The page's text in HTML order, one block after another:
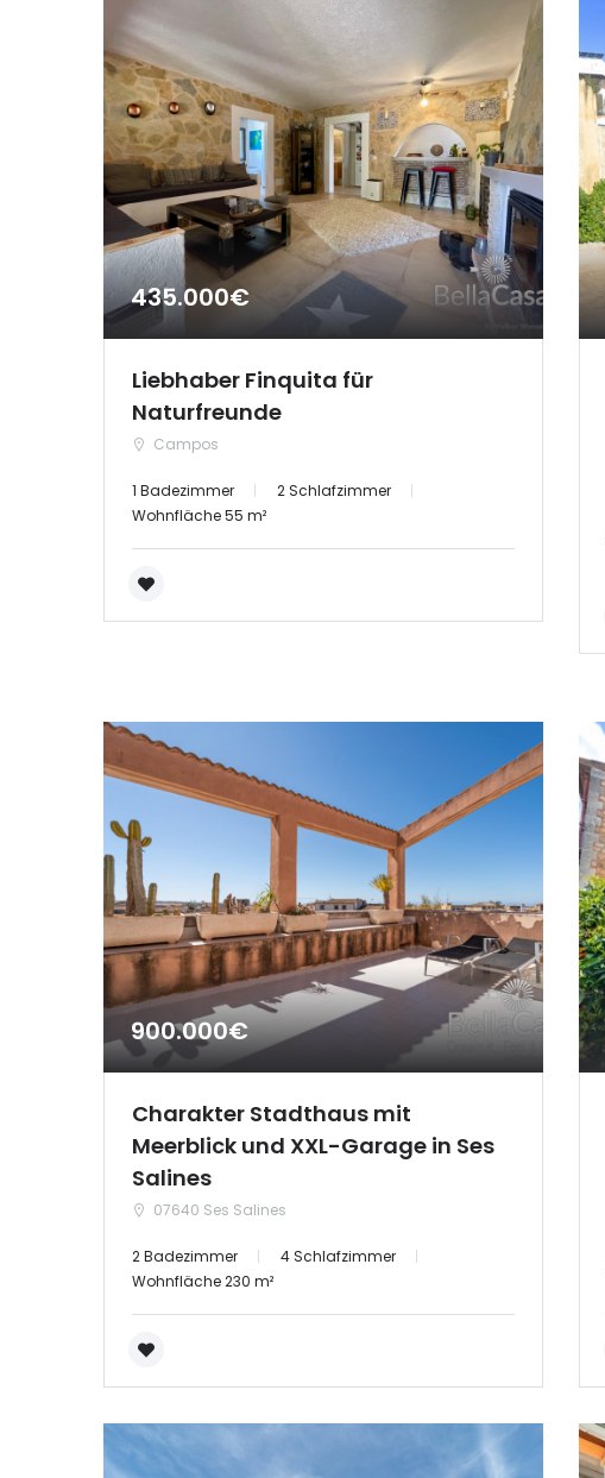
435.000€
Liebhaber Finquita für
Naturfreunde
Campos
1 Badezimmer
2 Schlafzimmer
Wohnfläche 55 m²
900.000€
Charakter Stadthaus mit
Meerblick und XXL-Garage in Ses
Salines
07640 Ses Salines
2 Badezimmer
4 Schlafzimmer
Wohnfläche 230 m²